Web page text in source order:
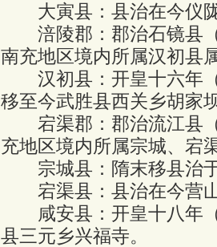
大寅县：县治在今仪
涪陵郡：郡治石镜县（
南充地区境内所属汉初县
汉初县：开皇十六年（
移至今武胜县西关乡胡家
宕渠郡：郡治流江县（
充地区境内所属宗城、宕
宗城县：隋末移县治于
宕渠县：县治在今营山
咸安县：开皇十八年（
县三元乡兴福寺。